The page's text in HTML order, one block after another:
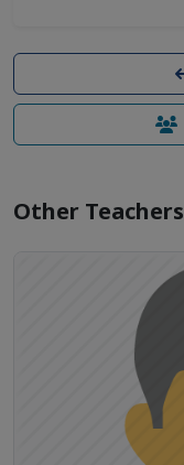
Other Teachers